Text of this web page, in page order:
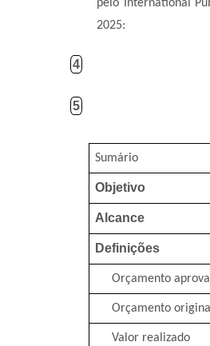
pelo International
2025:
4
5
Sumário
Objetivo
Alcance
Definições
Orçamento
Orçamento
Valor realizado